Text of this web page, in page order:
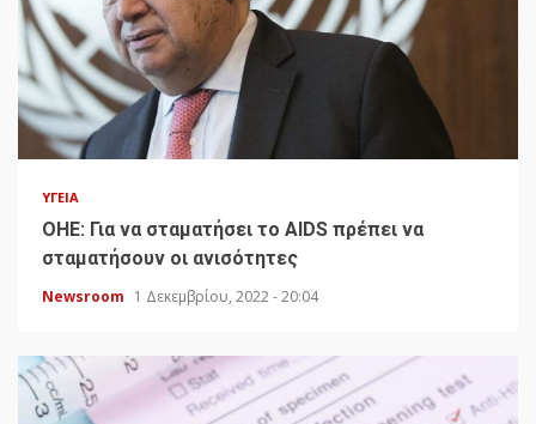
ΥΓΕΊΑ
ΟΗΕ: Για να σταματήσει το AIDS πρέπει να
σταματήσουν οι ανισότητες
Newsroom 1 Δεκεμβρίου, 2022 - 20:04